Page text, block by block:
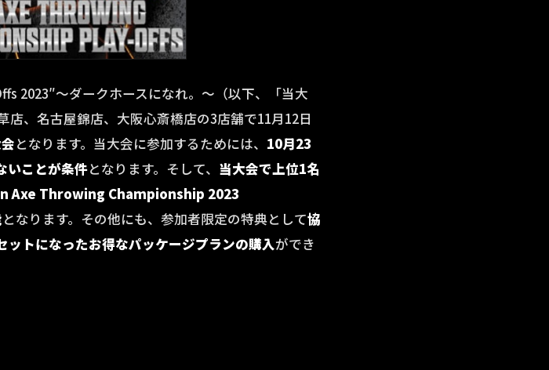
2023″〜ダークホースになれ。〜（以下、「当大
店、名古屋錦店、大阪心斎橋店の3店舗で11月12日
となります。当大会に参加するためには、 10月23
いことが条件となります。そして、 当大会で上位1名
Axe Throwing Championship 2023
となります。その他にも、参加者限定の特典として協
トになったお得なパッケージプランの購入ができ